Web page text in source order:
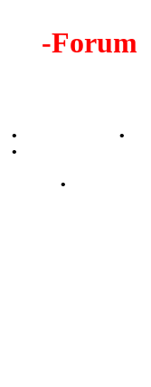
-Forum
•
•
•
•